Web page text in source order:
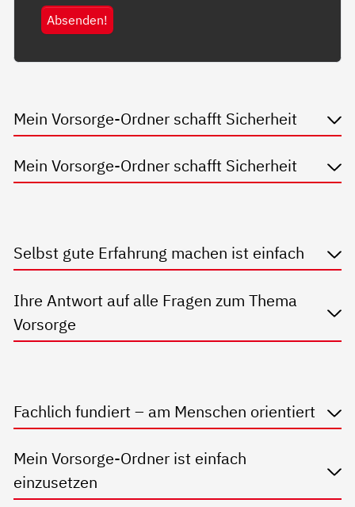
Absenden!
Mein Vorsorge-Ordner schafft Sicherheit
Mein Vorsorge-Ordner schafft Sicherheit
Selbst gute Erfahrung machen ist einfach
Ihre Antwort auf alle Fragen zum Thema
Vorsorge
Fachlich fundiert – am Menschen orientiert
Mein Vorsorge-Ordner ist einfach
einzusetzen